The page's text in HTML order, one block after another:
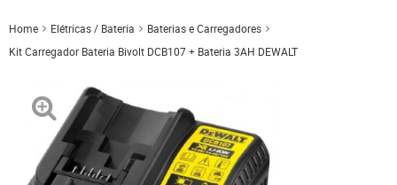
Home Elétricas / Bateria
Baterias e Carregadores
Kit Carregador Bateria Bivolt DCB107 + Bateria 3AH DEWALT